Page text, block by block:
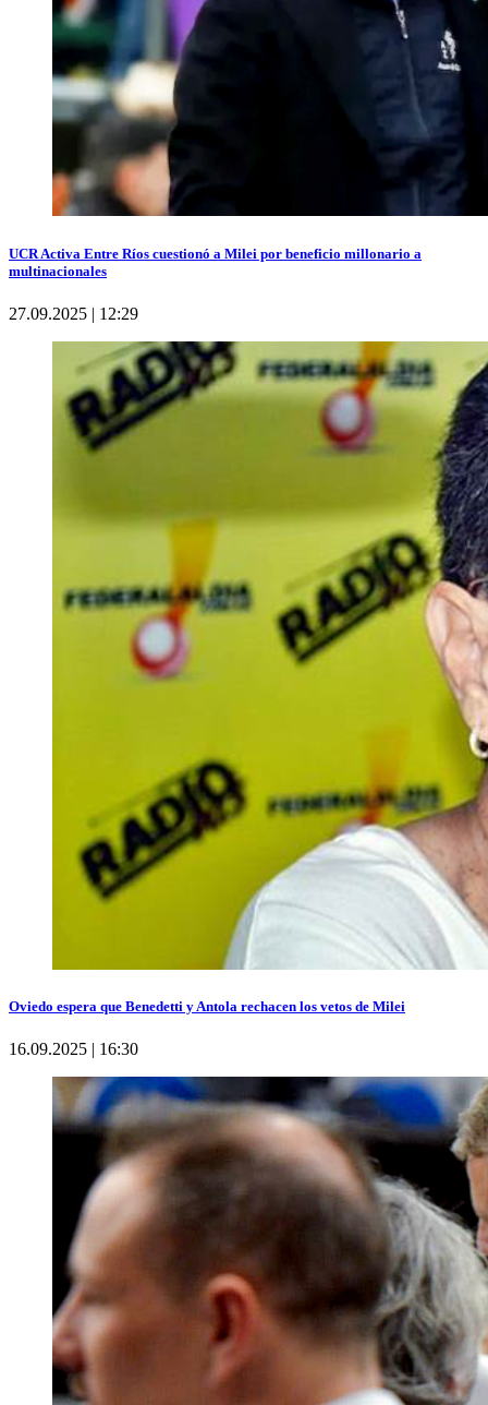
UCR Activa Entre Ríos cuestionó a Milei por beneficio millonario a
multinacionales
27.09.2025 | 12:29
Oviedo espera que Benedetti y Antola rechacen los vetos de Milei
16.09.2025 | 16:30